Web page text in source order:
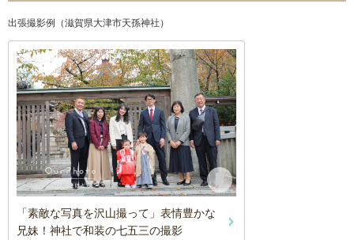
出張撮影例（滋賀県大津市天孫神社）
「素敵な写真を沢山撮って」表情豊かな
兄妹！神社で和装の七五三の撮影